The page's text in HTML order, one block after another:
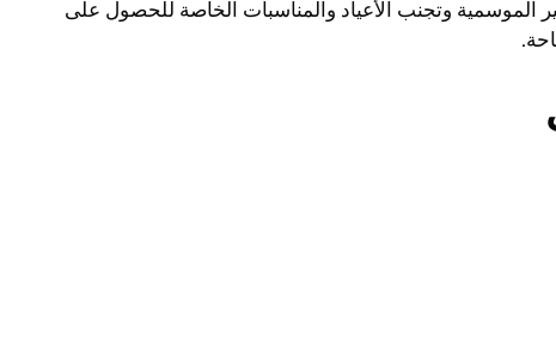
الموسمية وتجنب الأعياد والمناسبات الخاصة للحصول على